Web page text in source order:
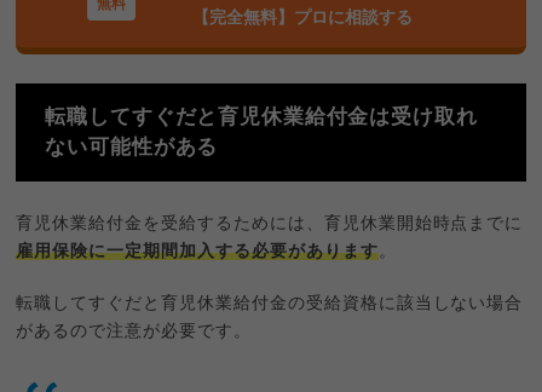
【完全無料】プロに相談する
転職してすぐだと育児休業給付金は受け取れ
ない可能性がある
育児休業給付金を受給するためには、育児休業開始時点までに
雇用保険に一定期間加入する必要があります。
転職してすぐだと育児休業給付金の受給資格に該当しない場合
があるので注意が必要です。